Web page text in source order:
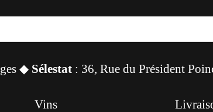
◆ Sélestat : 36, Rue du Président
Vins